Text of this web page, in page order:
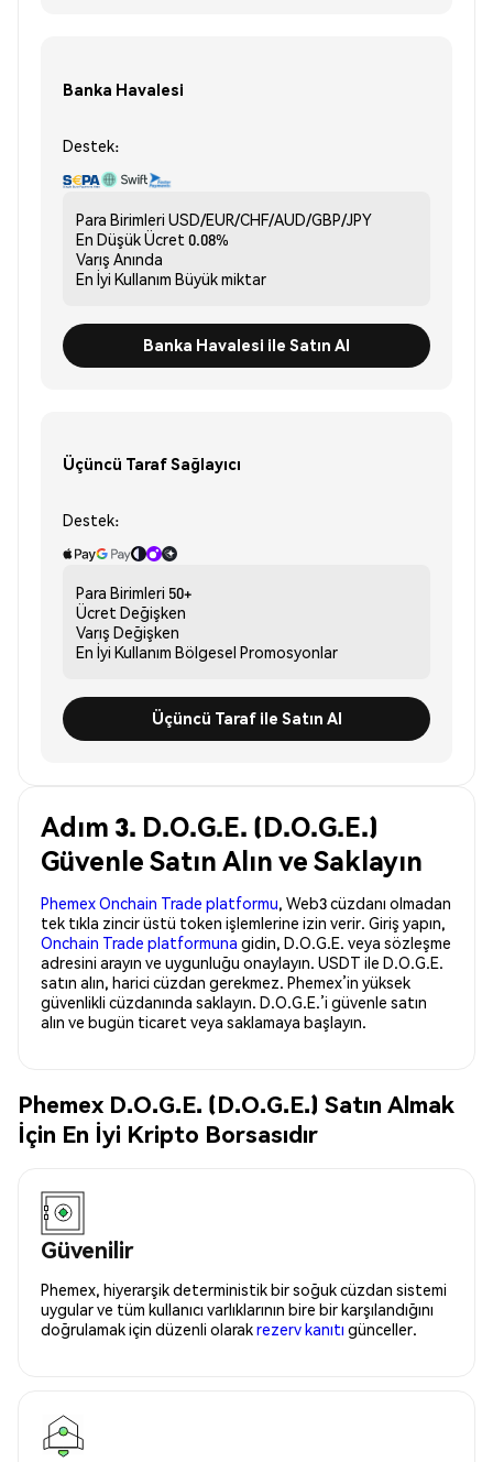
Banka Havalesi
Destek:
Para Birimleri USD/EUR/CHF/AUD/GBP/JPY
En Düşük Ücret 0.08%
Varış Anında
En İyi Kullanım Büyük miktar
Banka Havalesi ile Satın Al
Üçüncü Taraf Sağlayıcı
Destek:
Para Birimleri 50+
Ücret Değişken
Varış Değişken
En İyi Kullanım Bölgesel Promosyonlar
Üçüncü Taraf ile Satın Al
Adım 3. D.O.G.E. (D.O.G.E.)
Güvenle Satın Alın ve Saklayın
Phemex Onchain Trade platformu, Web3 cüzdanı olmadan
tek tıkla zincir üstü token işlemlerine izin verir. Giriş yapın,
Onchain Trade platformuna gidin, D.O.G.E. veya sözleşme
adresini arayın ve uygunluğu onaylayın. USDT ile D.O.G.E.
satın alın, harici cüzdan gerekmez. Phemex’in yüksek
güvenlikli cüzdanında saklayın. D.O.G.E.’i güvenle satın
alın ve bugün ticaret veya saklamaya başlayın.
Phemex D.O.G.E. (D.O.G.E.) Satın Almak
İçin En İyi Kripto Borsasıdır
Güvenilir
Phemex, hiyerarşik deterministik bir soğuk cüzdan sistemi
uygular ve tüm kullanıcı varlıklarının bire bir karşılandığını
doğrulamak için düzenli olarakrezerv kanıtı günceller.